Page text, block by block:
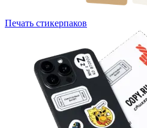
Печать стикерпаков